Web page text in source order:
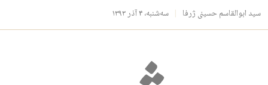
سید ابوالقاسم حسینی ژرفا سه‌شنبه، ۴ آذر ۱۳۹۳